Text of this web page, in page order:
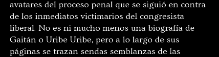
avatares del proceso penal que se siguió en contra
de los inmediatos victimarios del congresista
liberal. No es ni mucho menos una biografía de
Gaitán o Uribe Uribe, pero a lo largo de sus
páginas se trazan sendas semblanzas de las